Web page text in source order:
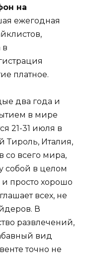
на
ежегодная
в
платное.
два года и
в мире
21-31 июля в
Тироль, Италия,
со всего мира,
собой в целом
просто хорошо
всех, не
В
развлечений,
вид
точно не